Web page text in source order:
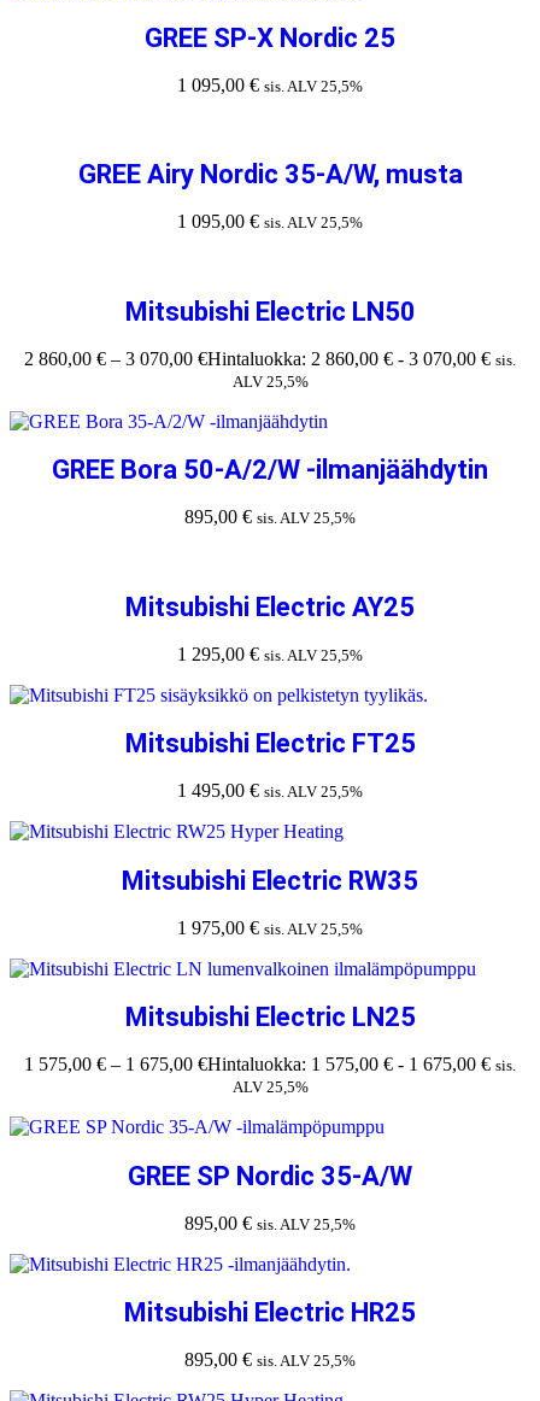
GREE SP-X Nordic 25
1 095,00 € sis. ALV 25,5%
GREE Airy Nordic 35-A/W, musta
1 095,00 € sis. ALV 25,5%
Mitsubishi Electric LN50
2 860,00 € – 3 070,00 €Hintaluokka: 2 860,00 € - 3 070,00 € sis.
ALV 25,5%
GREE Bora 50-A/2/W -ilmanjäähdytin
895,00 € sis. ALV 25,5%
Mitsubishi Electric AY25
1 295,00 € sis. ALV 25,5%
Mitsubishi Electric FT25
1 495,00 € sis. ALV 25,5%
Mitsubishi Electric RW35
1 975,00 € sis. ALV 25,5%
Mitsubishi Electric LN25
1 575,00 € – 1 675,00 €Hintaluokka: 1 575,00 € - 1 675,00 € sis.
ALV 25,5%
GREE SP Nordic 35-A/W
895,00 € sis. ALV 25,5%
Mitsubishi Electric HR25
895,00 € sis. ALV 25,5%